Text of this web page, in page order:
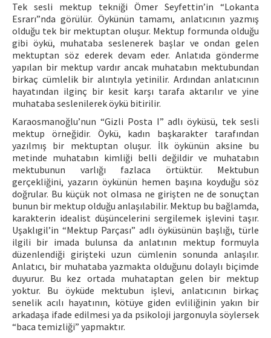
Tek sesli mektup tekniği Ömer Seyfettin’in “Lokanta
Esrarı”nda görülür. Öykünün tamamı, anlatıcının yazmış
olduğu tek bir mektuptan oluşur. Mektup formunda olduğu
gibi öykü, muhataba seslenerek başlar ve ondan gelen
mektuptan söz ederek devam eder. Anlatıda gönderme
yapılan bir mektup vardır ancak muhatabın mektubundan
birkaç cümlelik bir alıntıyla yetinilir. Ardından anlatıcının
hayatından ilginç bir kesit karşı tarafa aktarılır ve yine
muhataba seslenilerek öykü bitirilir.
Karaosmanoğlu’nun “Gizli Posta I” adlı öyküsü, tek sesli
mektup örneğidir. Öykü, kadın başkarakter tarafından
yazılmış bir mektuptan oluşur. İlk öykünün aksine bu
metinde muhatabın kimliği belli değildir ve muhatabın
mektubunun varlığı fazlaca örtüktür. Mektubun
gerçekliğini, yazarın öykünün hemen başına koyduğu söz
doğrular. Bu küçük not olmasa ne girişten ne de sonuçtan
bunun bir mektup olduğu anlaşılabilir. Mektup bu bağlamda,
karakterin idealist düşüncelerini sergilemek işlevini taşır.
Uşaklıgil’in “Mektup Parçası” adlı öyküsünün başlığı, türle
ilgili bir imada bulunsa da anlatının mektup formuyla
düzenlendiği girişteki uzun cümlenin sonunda anlaşılır.
Anlatıcı, bir muhataba yazmakta olduğunu dolaylı biçimde
duyurur. Bu kez ortada muhataptan gelen bir mektup
yoktur. Bu öyküde mektubun işlevi, anlatıcının birkaç
senelik acılı hayatının, kötüye giden evliliğinin yakın bir
arkadaşa ifade edilmesi ya da psikoloji jargonuyla söylersek
“baca temizliği” yapmaktır.